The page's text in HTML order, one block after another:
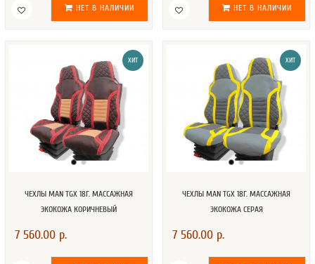
НЕТ В НАЛИЧИИ НЕТ В НАЛИЧИИ
ХИТ
ЧЕХЛЫ MAN TGX 18Г. МАССАЖНАЯ
ЭКОКОЖА КОРИЧНЕВЫЙ
7 560.00 р.
ХИТ
ЧЕХЛЫ MAN TGX 18Г. МАССАЖНАЯ
ЭКОКОЖА СЕРАЯ
7 560.00 р.